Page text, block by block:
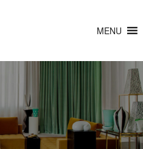
MENU